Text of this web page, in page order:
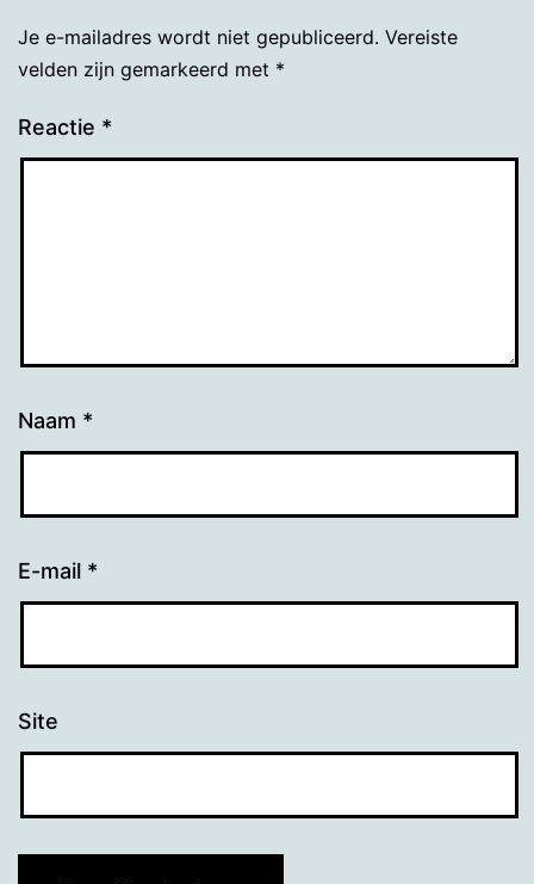
Je e-mailadres wordt niet gepubliceerd. Vereiste
velden zijn gemarkeerd met *
Reactie *
Naam *
E-mail *
Site